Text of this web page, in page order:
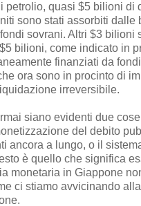
petrolio, quasi $5 bilioni di
sono stati assorbiti dalle
sovrani. Altri $3 bilioni
bilioni, come indicato in
finanziati da
ora sono in procinto di
irreversibile.
siano evidenti due
del debito
ancora a lungo, o il
è quello che significa
monetaria in Giappone
ci stiamo avvicinando